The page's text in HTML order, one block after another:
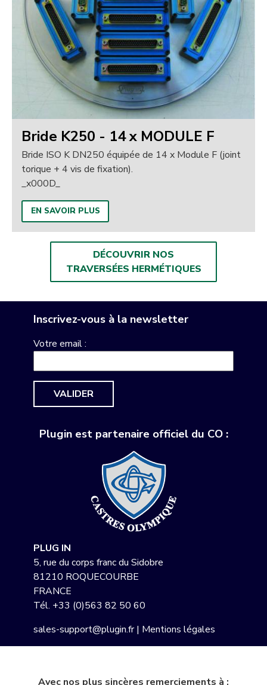
Bride K250 - 14 x MODULE F
Bride ISO K DN250 équipée de 14 x Module F (joint
torique + 4 vis de fixation).
_x000D_
EN SAVOIR PLUS
DÉCOUVRIR NOS
TRAVERSÉES HERMÉTIQUES
Inscrivez-vous à la newsletter
Votre email :
VALIDER
Plugin est partenaire officiel du CO :
PLUG IN
5, rue du corps franc du Sidobre
81210 ROQUECOURBE
FRANCE
Tél. +33 (0)563 82 50 60
sales-support@plugin.fr| Mentions légales
Avec nos plus sincères remerciements à :